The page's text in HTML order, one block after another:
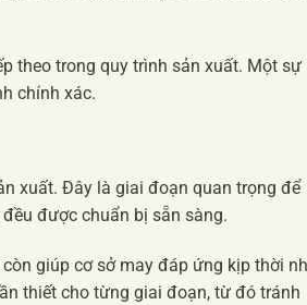
theo trong quy trình sản xuất. Một sự
chính xác.
xuất. Đây là giai đoạn quan trọng để
được chuẩn bị sẵn sàng.
giúp cơ sở may đáp ứng kịp thời
thiết cho từng giai đoạn, từ đó tránh